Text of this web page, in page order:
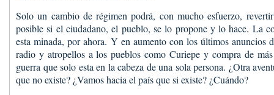
Solo un cambio de régimen podrá, con mucho esfuerzo,
posible si el ciudadano, el pueblo, se lo propone y lo hace. La
esta minada, por ahora. Y en aumento con los últimos anuncios
radio y atropellos a los pueblos como Curiepe y compra de
guerra que solo esta en la cabeza de una sola persona. ¿Otra
que no existe? ¿Vamos hacia el país que si existe? ¿Cuándo?